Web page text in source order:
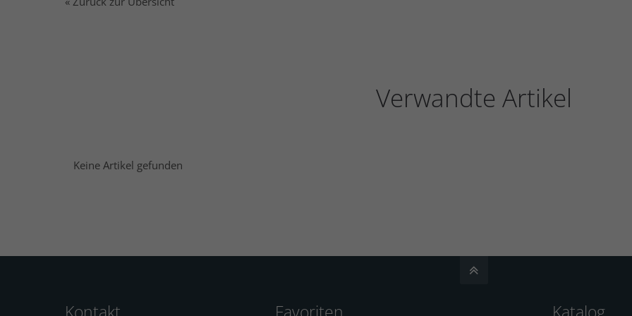
Verwandte Artikel
Keine Artikel gefunden